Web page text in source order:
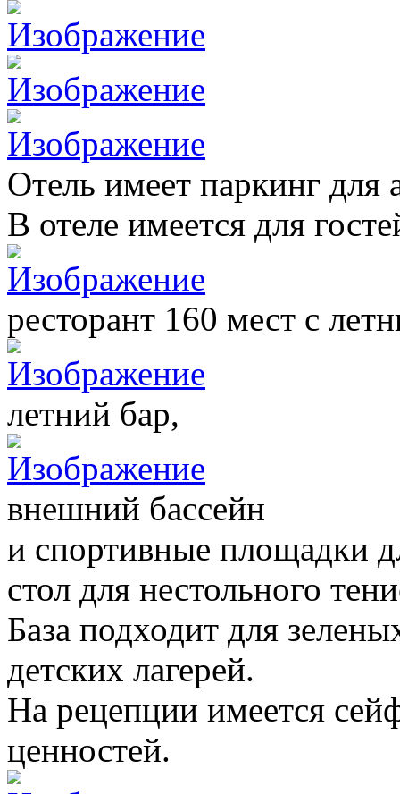
Отель имеет паркинг для
В отеле имеется для
ресторант 160 мест с
летний бар,
внешний бассейн
и спортивные площадки
стол для нестольного
База подходит для
детских лагерей.
На рецепции имеется
ценностей.